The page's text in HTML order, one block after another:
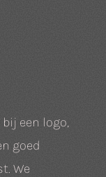
een logo,
goed
We